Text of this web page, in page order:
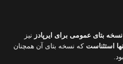
نسخه بتای عمومی برای ایرپادز نیز
که نسخه بتای آن همچنان